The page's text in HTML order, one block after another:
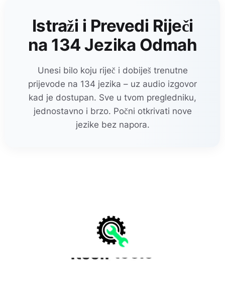
Istraži i Prevedi Riječi
na 134 Jezika Odmah
Unesi bilo koju riječ i dobiješ trenutne
prijevode na 134 jezika – uz audio izgovor
kad je dostupan. Sve u tvom pregledniku,
jednostavno i brzo. Počni otkrivati nove
jezike bez napora.